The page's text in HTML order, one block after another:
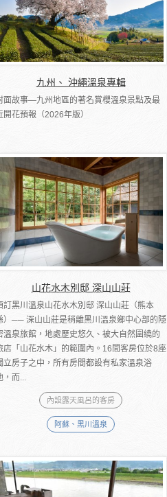
九州、 沖繩溫泉專輯
面故事―九州地區的著名賞櫻溫泉景點及最
開花預報（2026年版）
山花水木別邸 深山山莊
訂黑川溫泉山花水木別邸 深山山莊（熊本
）── 深山山莊是稍離黑川溫泉鄉中心部的隱
溫泉旅館，地處歷史悠久、被大自然圍繞的
店「山花水木」的範圍內。16間客房位於8座
立房子之中，所有房間都設有私家溫泉浴
，而...
內設露天風呂的客房
阿蘇、黑川溫泉